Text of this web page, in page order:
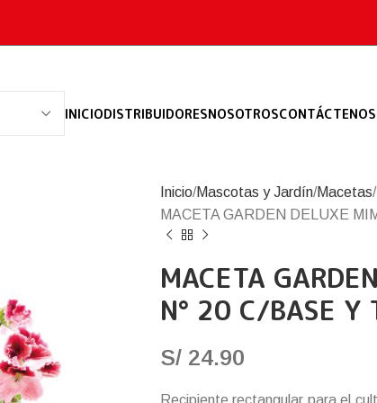
INICIODISTRIBUIDORESNOSOTROSCONTÁCTENOS
Inicio Mascotas y Jardín Macetas
MACETA GARDEN DELUXE
MACETA
N° 20 C/BASE Y
S/24.90
Recipiente rectangular para el